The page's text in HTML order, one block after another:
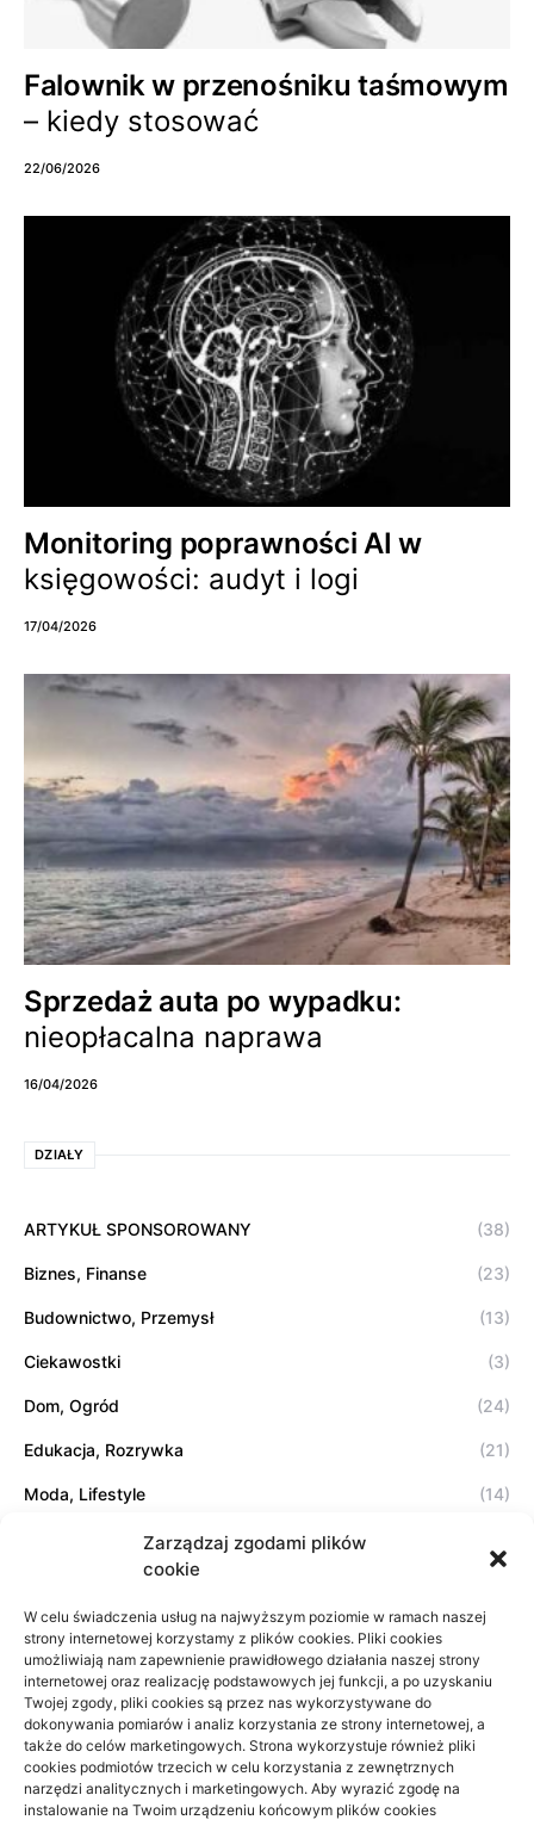
Zarządzaj zgodami plików
cookie
W celu świadczenia usług na najwyższym poziomie w ramach naszej
strony internetowej korzystamy z plików cookies. Pliki cookies
umożliwiają nam zapewnienie prawidłowego działania naszej strony
internetowej oraz realizację podstawowych jej funkcji, a po uzyskaniu
Twojej zgody, pliki cookies są przez nas wykorzystywane do
dokonywania pomiarów i analiz korzystania ze strony internetowej, a
także do celów marketingowych. Strona wykorzystuje również pliki
cookies podmiotów trzecich w celu korzystania z zewnętrznych
narzędzi analitycznych i marketingowych. Aby wyrazić zgodę na
instalowanie na Twoim urządzeniu końcowym plików cookies
Falownik w przenośniku taśmowym
– kiedy stosować
22/06/2026
Monitoring poprawności AI w
księgowości: audyt i logi
17/04/2026
Sprzedaż auta po wypadku:
nieopłacalna naprawa
16/04/2026
DZIAŁY
ARTYKUŁ SPONSOROWANY (38)
Biznes, Finanse (23)
Budownictwo, Przemysł (13)
Ciekawostki (3)
Dom, Ogród (24)
Edukacja, Rozrywka (21)
Moda, Lifestyle (14)
Sport, Turystyka
Usługi (20)
Zdrowie, Medycyna
Projekty domów Rzeszów
wizytówki nap